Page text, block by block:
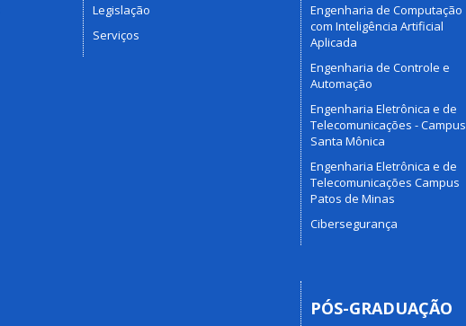
Legislação
Serviços
Engenharia de Computação
com Inteligência Artificial
Aplicada
Engenharia de Controle e
Automação
Engenharia Eletrônica e de
Telecomunicações - Campus
Santa Mônica
Engenharia Eletrônica e de
Telecomunicações Campus
Patos de Minas
Cibersegurança
PÓS-GRADUAÇÃO